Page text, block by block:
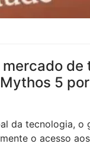
5
da tecnologia, o
o acesso